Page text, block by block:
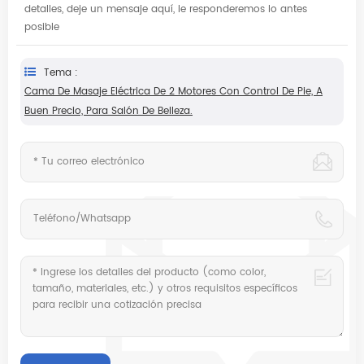
detalles, deje un mensaje aquí, le responderemos lo antes
posible
Tema :
Cama De Masaje Eléctrica De 2 Motores Con Control De Pie, A
Buen Precio, Para Salón De Belleza.